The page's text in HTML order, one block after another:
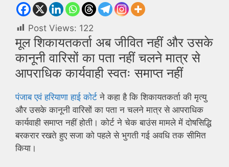
Post Views: 122
मूल शिकायतकर्ता अब जीवित नहीं और उसके
कानूनी वारिसों का पता नहीं चलने मात्र से
आपराधिक कार्यवाही स्वतः समाप्त नहीं
पंजाब एवं हरियाणा हाई कोर्टने कहा है कि शिकायतकर्ता की मृत्यु
और उसके कानूनी वारिसों का पता न चलने मात्र से आपराधिक
कार्यवाही समाप्त नहीं होती। कोर्ट ने चेक बाउंस मामले में दोषसिद्धि
बरकरार रखते हुए सजा को पहले से भुगती गई अवधि तक सीमित
किया।